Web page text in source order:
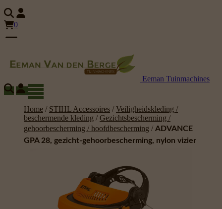
0
Eeman Tuinmachines
Home / STIHL Accessoires / Veiligheidskleding /
beschermende kleding / Gezichtsbescherming /
gehoorbescherming / hoofdbescherming / ADVANCE
GPA 28, gezicht-gehoorbescherming, nylon vizier